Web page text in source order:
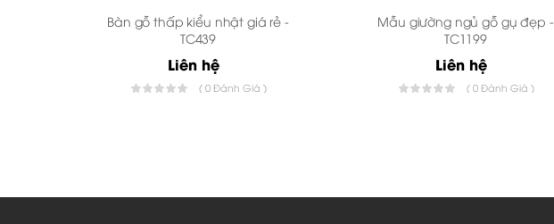
Bàn gỗ thấp kiểu nhật giá rẻ -
TC439
Liên hệ
( 0 Đánh Giá )
Mẫu giường ngủ gỗ gụ đẹp -
TC1199
Liên hệ
( 0 Đánh Giá )